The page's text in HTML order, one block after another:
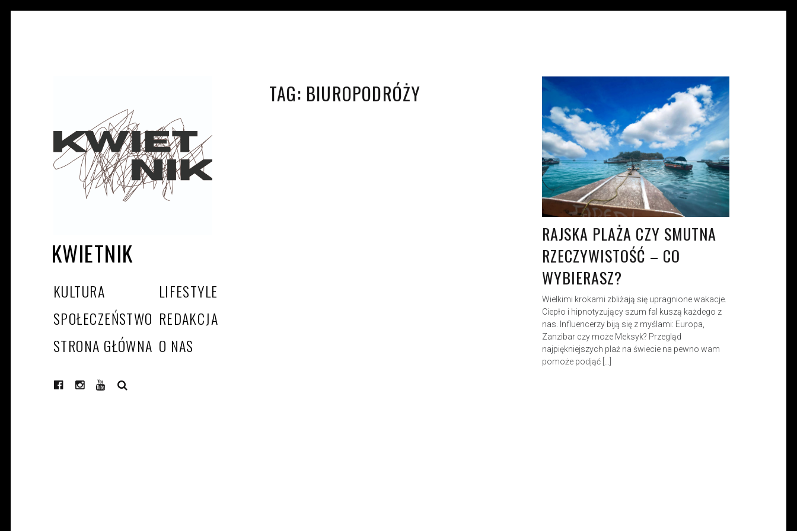
KWIETNIK
KULTURA
LIFESTYLE
SPOŁECZEŃSTWO REDAKCJA
STRONA GŁÓWNA O NAS
TAG: BIUROPODRÓŻY KW. 26, 2021
RAJSKA PLAŻA CZY SMUTNA
RZECZYWISTOŚĆ – CO
WYBIERASZ?
Wielkimi krokami zbliżają się upragnione wakacje.
Ciepło i hipnotyzujący szum fal kuszą każdego z
nas. Influencerzy biją się z myślami: Europa,
Zanzibar czy może Meksyk? Przegląd
najpiękniejszych plaż na świecie na pewno wam
pomoże podjąć […]